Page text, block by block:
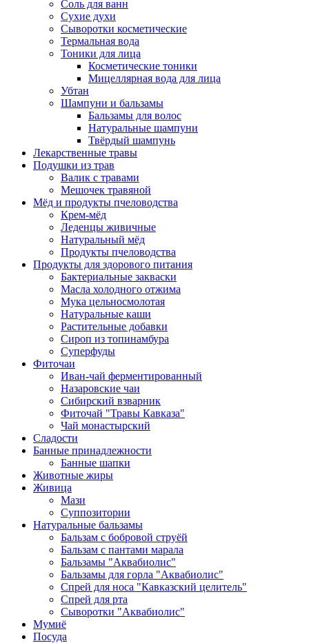
Соль для ванн
Сухие духи
Сыворотки косметические
Термальная вода
Тоники для лица
Косметические тоники
Мицеллярная вода для лица
Убтан
Шампуни и бальзамы
Бальзамы для волос
Натуральные шампуни
Твёрдый шампунь
Лекарственные травы
Подушки из трав
Валик с травами
Мешочек травяной
Мёд и продукты пчеловодства
Крем-мёд
Леденцы живичные
Натуральный мёд
Продукты пчеловодства
Продукты для здорового питания
Бактериальные закваски
Масла холодного отжима
Мука цельносмолотая
Натуральные каши
Растительные добавки
Сироп из топинамбура
Суперфуды
Фиточаи
Иван-чай ферментированный
Назаровские чаи
Сибирский взварник
Фиточай "Травы Кавказа"
Чай монастырский
Сладости
Банные принадлежности
Банные шапки
Животные жиры
Живица
Мази
Суппозитории
Натуральные бальзамы
Бальзам с бобровой струёй
Бальзам с пантами марала
Бальзамы "Аквабиолис"
Бальзамы для горла "Аквабиолис"
Спрей для носа "Кавказский целитель"
Спрей для рта
Сыворотки "Аквабиолис"
Мумиё
Посуда